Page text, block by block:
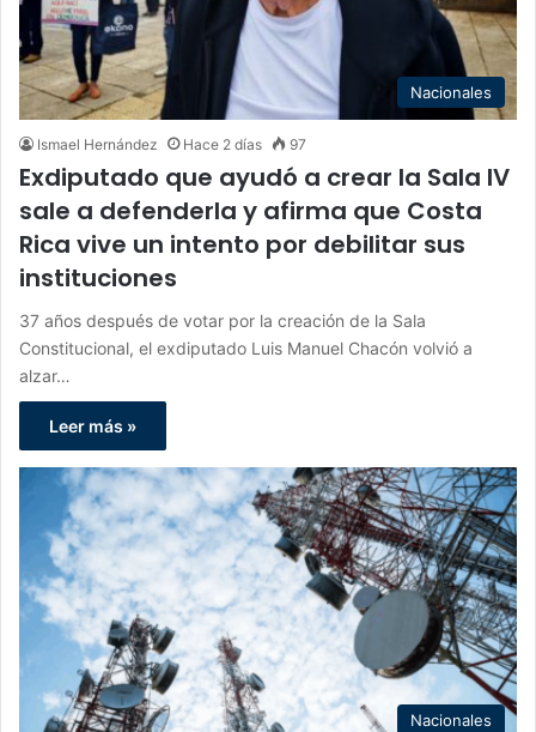
Nacionales
Ismael Hernández Hace 2 días 97
Exdiputado que ayudó a crear la Sala IV
sale a defenderla y afirma que Costa
Rica vive un intento por debilitar sus
instituciones
37 años después de votar por la creación de la Sala
Constitucional, el exdiputado Luis Manuel Chacón volvió a
alzar…
Leer más »
Nacionales